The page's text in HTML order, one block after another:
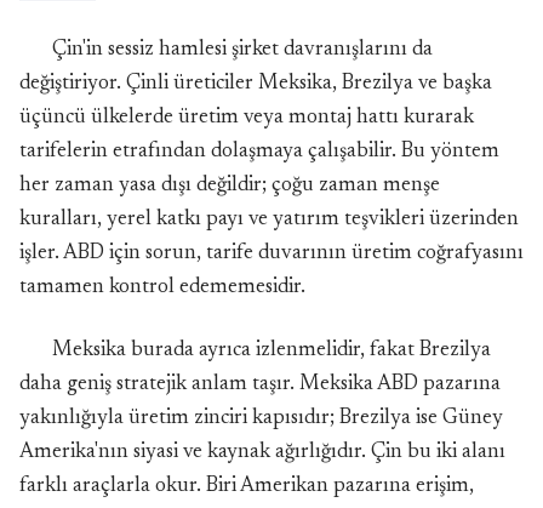
Çin'in sessiz hamlesi şirket davranışlarını da
değiştiriyor. Çinli üreticiler Meksika, Brezilya ve başka
üçüncü ülkelerde üretim veya montaj hattı kurarak
tarifelerin etrafından dolaşmaya çalışabilir. Bu yöntem
her zaman yasa dışı değildir; çoğu zaman menşe
kuralları, yerel katkı payı ve yatırım teşvikleri üzerinden
işler. ABD için sorun, tarife duvarının üretim coğrafyasını
tamamen kontrol edememesidir.
Meksika burada ayrıca izlenmelidir, fakat Brezilya
daha geniş stratejik anlam taşır. Meksika ABD pazarına
yakınlığıyla üretim zinciri kapısıdır; Brezilya ise Güney
Amerika'nın siyasi ve kaynak ağırlığıdır. Çin bu iki alanı
farklı araçlarla okur. Biri Amerikan pazarına erişim,